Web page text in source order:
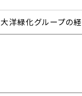
大洋緑化グループの